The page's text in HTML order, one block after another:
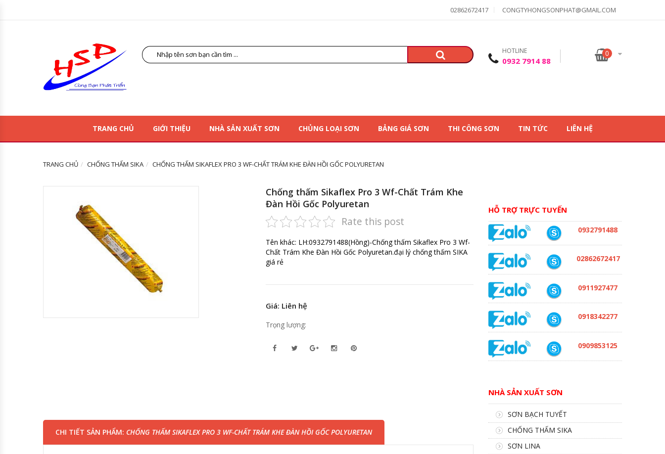
02862672417 CONGTYHONGSONPHAT@GMAIL.COM
HOTLINE
0932 7914 88
0
TRANG CHỦ GIỚI THIỆU NHÀ SẢN XUẤT SƠN CHỦNG LOẠI SƠN BẢNG GIÁ SƠN THI CÔNG SƠN TIN TỨC LIÊN HỆ
TRANG CHỦ CHỐNG THẤM SIKA CHỐNG THẤM SIKAFLEX PRO 3 WF-CHẤT TRÁM KHE ĐÀN HỒI GỐC POLYURETAN
Chống thấm Sikaflex Pro 3 Wf-Chất Trám Khe
Đàn Hồi Gốc Polyuretan
Rate this post
Tên khác: LH:0932791488(Hồng)-Chống thấm Sikaflex Pro 3 Wf-
Chất Trám Khe Đàn Hồi Gốc Polyuretan.đại lý chống thấm SIKA
giá rẻ
Giá: Liên hệ
Trọng lượng:
CHI TIẾT SẢN PHẨM: CHỐNG THẤM SIKAFLEX PRO 3 WF-CHẤT TRÁM KHE ĐÀN HỒI GỐC POLYURETAN
HỖ TRỢ TRỰC TUYẾN
0932791488
02862672417
0911927477
0918342277
0909853125
NHÀ SẢN XUẤT SƠN
SƠN BẠCH TUYẾT
CHỐNG THẤM SIKA
SƠN LINA